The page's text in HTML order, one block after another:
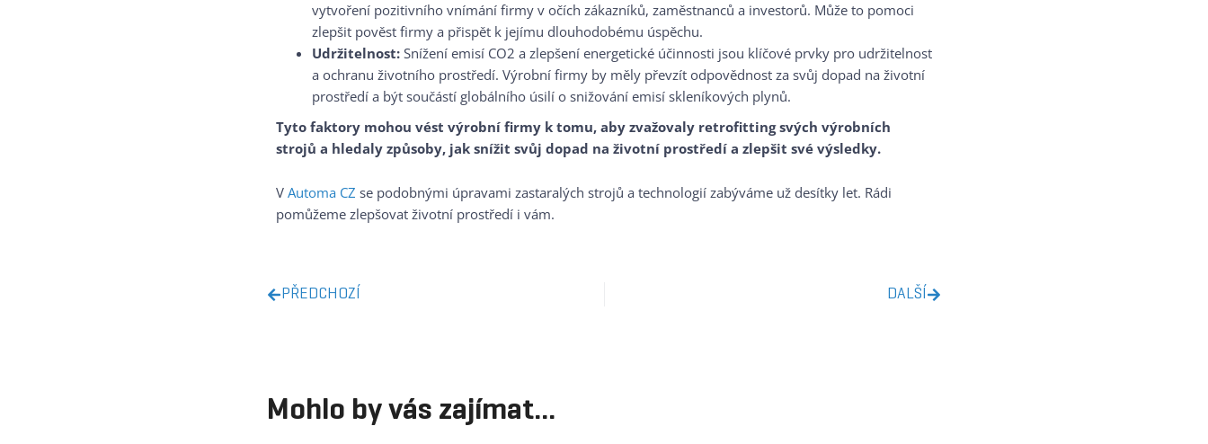
vytvoření pozitivního vnímání firmy v očích zákazníků, zaměstnanců a investorů. Může to pomoci
zlepšit pověst firmy a přispět k jejímu dlouhodobému úspěchu.
Udržitelnost: Snížení emisí CO2 a zlepšení energetické účinnosti jsou klíčové prvky pro udržitelnost
a ochranu životního prostředí. Výrobní firmy by měly převzít odpovědnost za svůj dopad na životní
prostředí a být součástí globálního úsilí o snižování emisí skleníkových plynů.
Tyto faktory mohou vést výrobní firmy k tomu, aby zvažovaly retrofitting svých výrobních
strojů a hledaly způsoby, jak snížit svůj dopad na životní prostředí a zlepšit své výsledky.
V Automa CZ se podobnými úpravami zastaralých strojů a technologií zabýváme už desítky let. Rádi
pomůžeme zlepšovat životní prostředí i vám.
PŘEDCHOZÍ DALŠÍ
Mohlo by vás zajímat...